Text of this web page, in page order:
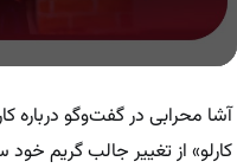
آشا محرابی در گفت‌وگو درباره
کارلو» از تغییر جالب گریم